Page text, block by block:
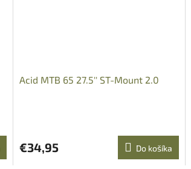
Acid MTB 65 27.5'' ST-Mount 2.0
€34,95 Do košíka